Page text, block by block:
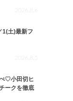
2026.8.6
1(土)最新フ
2026.8.5
♡小田切ヒ
ークを徹底